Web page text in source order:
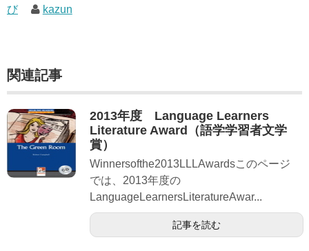
び
kazun
関連記事
2013年度 Language Learners
Literature Award（語学学習者文学
賞）
Winnersofthe2013LLLAwardsこのページ
では、2013年度の
LanguageLearnersLiteratureAwar...
記事を読む